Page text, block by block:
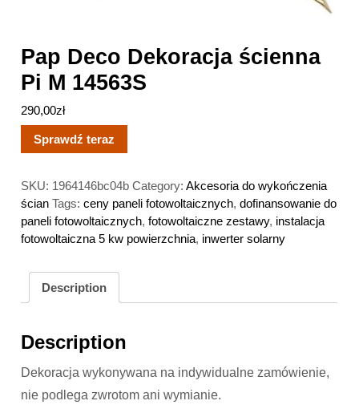
Pap Deco Dekoracja ścienna
Pi M 14563S
290,00zł
Sprawdź teraz
SKU: 1964146bc04b Category:Akcesoria do wykończenia
ścian Tags:ceny paneli fotowoltaicznych,dofinansowanie do
paneli fotowoltaicznych,fotowoltaiczne zestawy, instalacja
fotowoltaiczna 5 kw powierzchnia, inwerter solarny
Description
Description
Dekoracja wykonywana na indywidualne zamówienie,
nie podlega zwrotom ani wymianie.